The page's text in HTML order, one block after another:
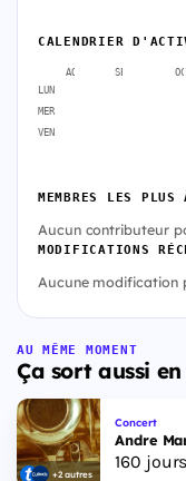
CALENDRIER
AOÛT SEPT.
LUN
MER
VEN
MEMBRES LES PLUS
Aucun contributeur
MODIFICATIONS
Aucune modification
AU MÊME MOMENT
Ça sort aussi en
+2 autres
Concert
Andre
160 jours